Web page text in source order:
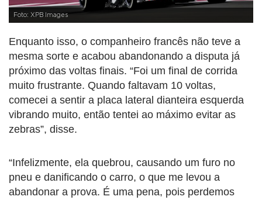
Foto: XPB Images
Enquanto isso, o companheiro francês não teve a
mesma sorte e acabou abandonando a disputa já
próximo das voltas finais. “Foi um final de corrida
muito frustrante. Quando faltavam 10 voltas,
comecei a sentir a placa lateral dianteira esquerda
vibrando muito, então tentei ao máximo evitar as
zebras”, disse.
“Infelizmente, ela quebrou, causando um furo no
pneu e danificando o carro, o que me levou a
abandonar a prova. É uma pena, pois perdemos